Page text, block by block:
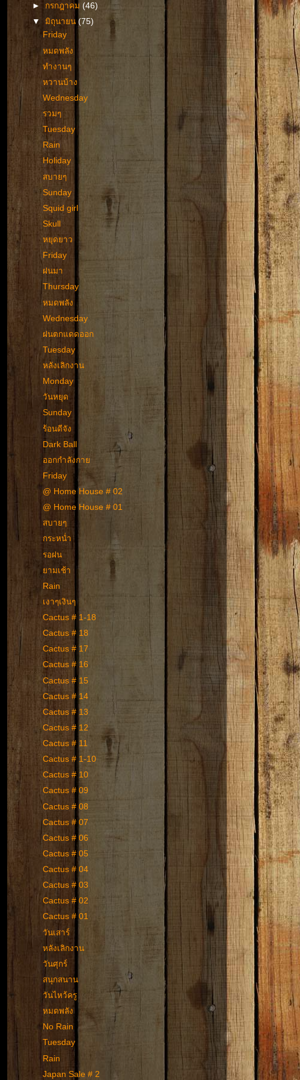
► กรกฎาคม (46)
▼มิถุนายน(75)
Friday
หมดพลัง
ทำงานๆ
หวานบ้าง
Wednesday
รวมๆ
Tuesday
Rain
Holiday
สบายๆ
Sunday
Squid girl
Skull
หยุดยาว
Friday
ฝนมา
Thursday
หมดพลัง
Wednesday
ฝนตกแดดออก
Tuesday
หลังเลิกงาน
Monday
วันหยุด
Sunday
ร้อนดีจัง
Dark Ball
ออกกำลังกาย
Friday
@ Home House # 02
@ Home House # 01
สบายๆ
กระหน่ำ
รอฝน
ยามเช้า
Rain
เงาๆเงินๆ
Cactus # 1-18
Cactus # 18
Cactus # 17
Cactus # 16
Cactus # 15
Cactus # 14
Cactus # 13
Cactus # 12
Cactus # 11
Cactus # 1-10
Cactus # 10
Cactus # 09
Cactus # 08
Cactus # 07
Cactus # 06
Cactus # 05
Cactus # 04
Cactus # 03
Cactus # 02
Cactus # 01
วันเสาร์
หลังเลิกงาน
วันศุกร์
สนุกสนาน
วันไหว้ครู
หมดพลัง
No Rain
Tuesday
Rain
Japan Sale # 2